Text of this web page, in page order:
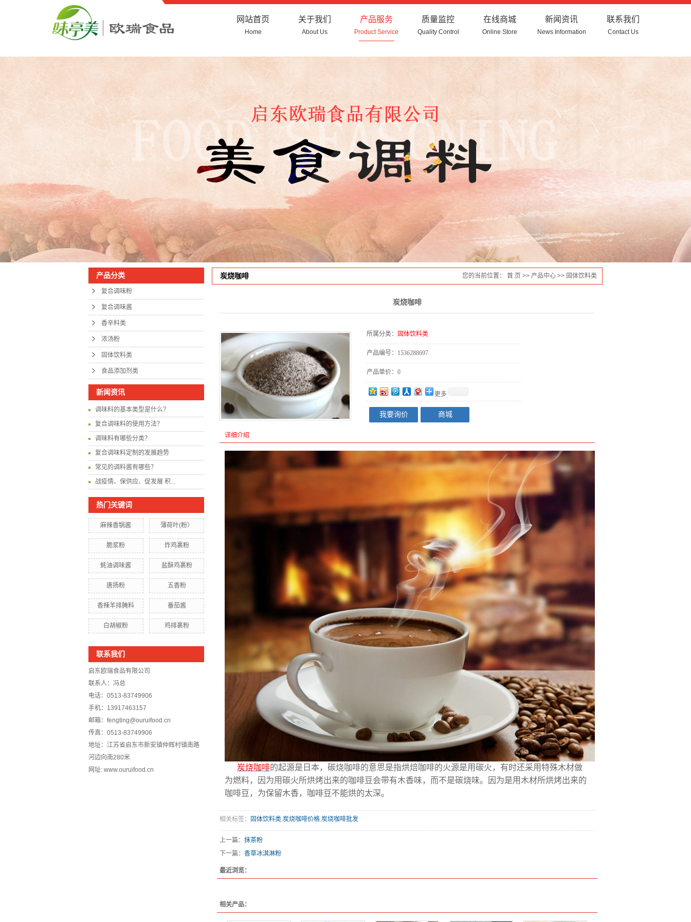
网站首页
Home
关于我们
About Us
企业文化
厂容厂貌
产品服务
Product Service
复合调味酱
香辛料类
浓汤粉
固体饮料类
食品添加剂类
质量监控
Quality Control
在线商城
Online Store
新闻资讯
News Information
行业新闻
联系我们
Contact Us
产品分类
复合调味粉
复合调味酱
香辛料类
浓汤粉
固体饮料类
食品添加剂类
新闻资讯
调味料的基本类型是什么？
复合调味料的使用方法？
调味料有哪些分类？
复合调味料定制的发展趋势
常见的调料酱有哪些？
战疫情、保供应、促发展 积...
热门关键词
麻辣香锅酱 薄荷叶(粉）
脆浆粉 炸鸡裹粉
蚝油调味酱 盐酥鸡裹粉
唐扬粉 五香粉
香辣羊排腌料 番茄酱
白胡椒粉 鸡排裹粉
联系我们
启东欧瑞食品有限公司
联系人：冯总
电话：0513-83749906
手机：13917463157
邮箱：fengting@ouruifood.cn
传真：0513-83749906
地址：江苏省启东市新安镇仲辉村镇南路
河边向南280米
网址: www.ouruifood.cn
炭烧咖啡 您的当前位置： 首 页 >> 产品中心 >> 固体饮料类
炭烧咖啡
所属分类： 固体饮料类
产品编号： 1536288697
产品单价： 0
更多
我要询价 商城
详细介绍
炭烧咖啡的起源是日本，碳烧咖啡的意思是指烘焙咖啡的火源是用碳火，有时还采用特殊木材做
为燃料，因为用碳火所烘烤出来的咖啡豆会带有木香味，而不是碳烧味。因为是用木材所烘烤出来的
咖啡豆，为保留木香，咖啡豆不能烘的太深。
相关标签： 固体饮料类,炭烧咖啡价格,炭烧咖啡批发
上一篇： 抹茶粉
下一篇： 香草冰淇淋粉
最近浏览：
相关产品：